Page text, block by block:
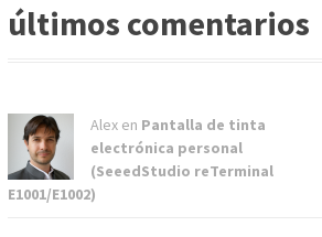
últimos comentarios
Alex en Pantalla de tinta
electrónica personal
(SeeedStudio reTerminal
E1001/E1002)